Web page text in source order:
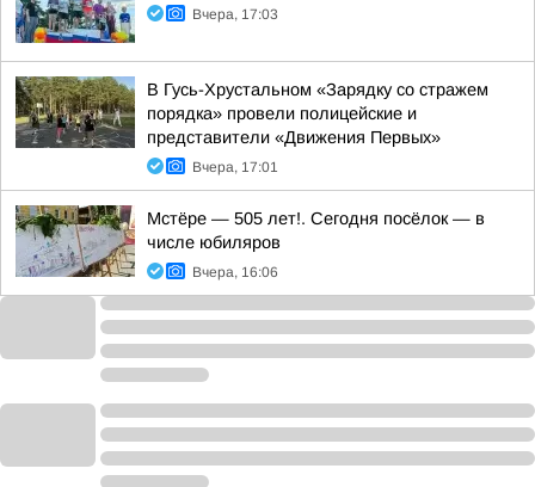
Вчера, 17:03
В Гусь-Хрустальном «Зарядку со стражем
порядка» провели полицейские и
представители «Движения Первых»
Вчера, 17:01
Мстёре — 505 лет!. Сегодня посёлок — в
числе юбиляров
Вчера, 16:06